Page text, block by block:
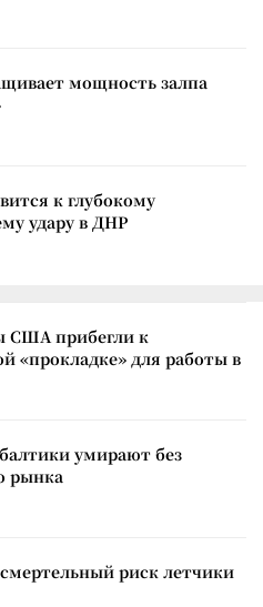
мощность залпа
к глубокому
удару в ДНР
США прибегли к
«прокладке» для работы в
умирают без
рынка
риск летчики